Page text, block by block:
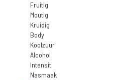
Fruitig
Moutig
Kruidig
Body
Koolzuur
Alcohol
Intensit.
Nasmaak